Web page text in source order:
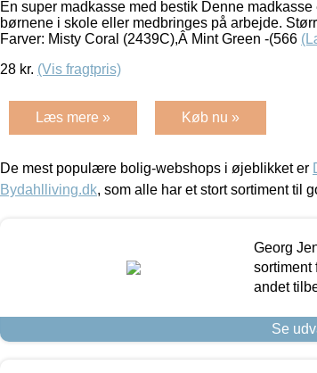
En super madkasse med bestik Denne
børnene i skole eller medbringes på arbejde.
Farver: Misty Coral (2439C),Â Mint Green -(566
28 kr. (Vis fragtpris)
Læs mere » Køb nu »
De mest populære bolig-webshops i øjeblikket er
Bydahlliving.dk, som alle har et stort sortiment til
Georg
sortiment
andet
Se